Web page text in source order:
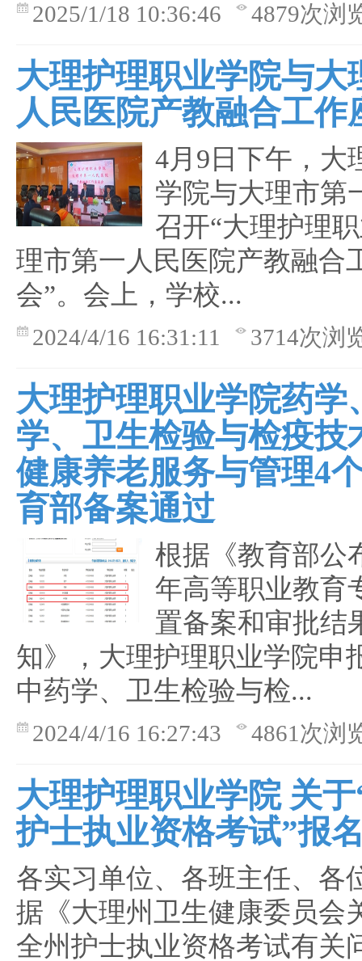
2025/1/18 10:36:46 4879次浏
大理护理职业学院与大
人民医院产教融合工作
4月9日下午，大
学院与大理市第
召开“大理护理
理市第一人民医院产教融合
会”。会上，学校...
2024/4/16 16:31:11 3714次浏
大理护理职业学院药学
学、卫生检验与检疫技
健康养老服务与管理4
育部备案通过
根据《教育部公
年高等职业教育
置备案和审批结
知》，大理护理职业学院申
中药学、卫生检验与检...
2024/4/16 16:27:43 4861次浏
大理护理职业学院 关于
护士执业资格考试”报
各实习单位、各班主任、各
据《大理州卫生健康委员会
全州护士执业资格考试有关